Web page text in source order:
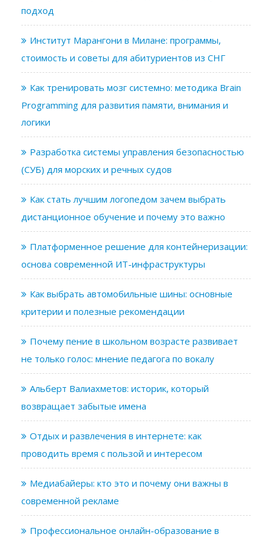
подход
Институт Марангони в Милане: программы,
стоимость и советы для абитуриентов из СНГ
Как тренировать мозг системно: методика Brain
Programming для развития памяти, внимания и
логики
Разработка системы управления безопасностью
(СУБ) для морских и речных судов
Как стать лучшим логопедом зачем выбрать
дистанционное обучение и почему это важно
Платформенное решение для контейнеризации:
основа современной ИТ-инфраструктуры
Как выбрать автомобильные шины: основные
критерии и полезные рекомендации
Почему пение в школьном возрасте развивает
не только голос: мнение педагога по вокалу
Альберт Валиахметов: историк, который
возвращает забытые имена
Отдых и развлечения в интернете: как
проводить время с пользой и интересом
Медиабайеры: кто это и почему они важны в
современной рекламе
Профессиональное онлайн-образование в